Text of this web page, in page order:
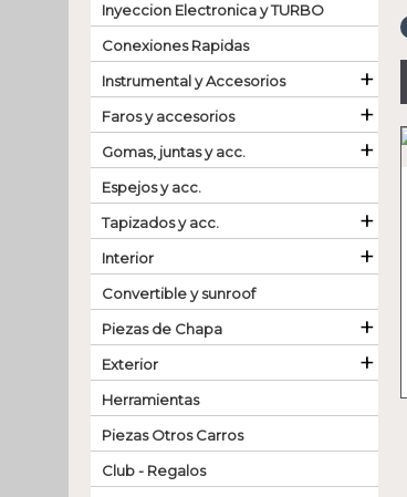
Inyeccion Electronica y TURBO
Conexiones Rapidas
Instrumental y Accesorios
+
Faros y accesorios +
Gomas, juntas y acc. +
Espejos y acc.
Tapizados y acc.
+
Interior +
Convertible y sunroof
Piezas de Chapa
+
Exterior +
Herramientas
Piezas Otros Carros
Club - Regalos